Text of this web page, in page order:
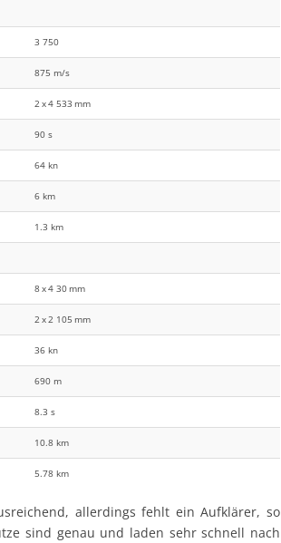
3 750
875 m/s
‎2 x 4 533 mm
90 s
64 kn
6 km
1.3 km
‎8 x 4 30 mm
‎2 x 2 105 mm
36 kn
690 m
8.3 s
10.8 km
5.78 km
allerdings fehlt ein Aufklärer, so
sind genau und laden sehr schnell nach